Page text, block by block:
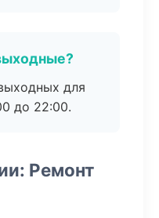
для
до 22:00.
Ремонт